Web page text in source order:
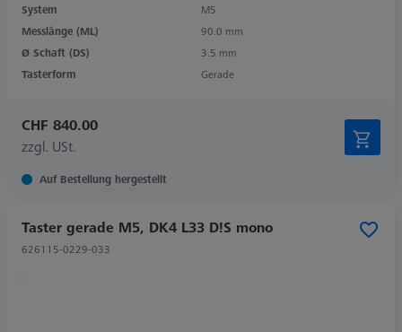
System
M5
Messlänge (ML)
90.0 mm
Ø Schaft (DS)
3.5 mm
Tasterform
Gerade
CHF 840.00
zzgl. USt.
Auf Bestellung hergestellt
Taster gerade M5, DK4 L33 D!S mono
626115-0229-033